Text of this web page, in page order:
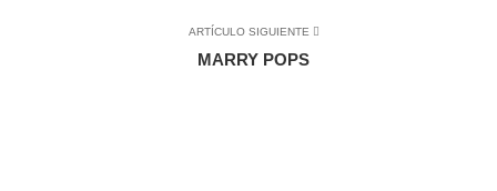
ARTÍCULO SIGUIENTE
MARRY POPS